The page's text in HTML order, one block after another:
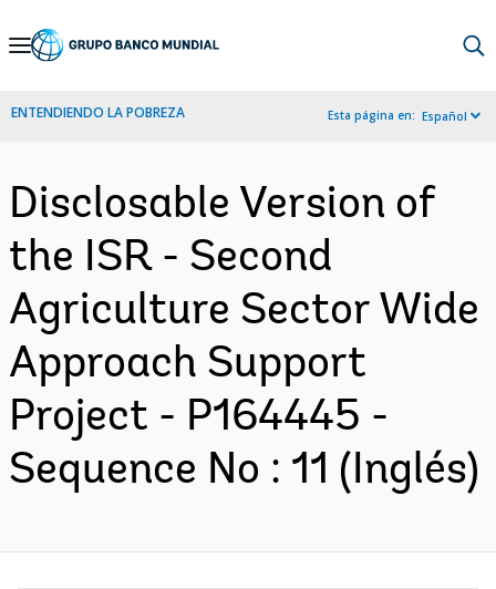
Skip
Navigation
ENTENDIENDO LA POBREZA Esta página en: Español
Disclosable Version of
the ISR - Second
Agriculture Sector Wide
Approach Support
Project - P164445 -
Sequence No : 11 (Inglés)